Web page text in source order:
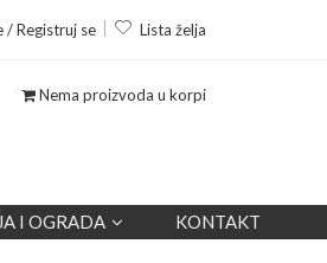
/ Registruj se Lista želja
Nema proizvoda u korpi
I OGRADA KONTAKT